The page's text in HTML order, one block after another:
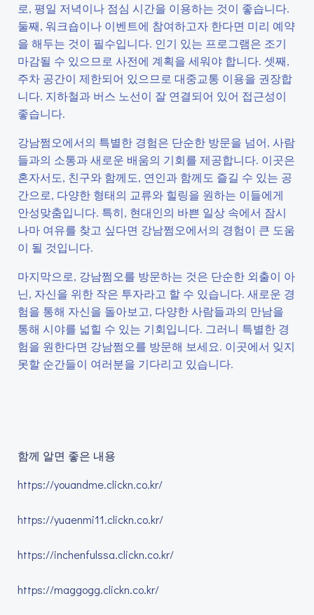
로, 평일 저녁이나 점심 시간을 이용하는 것이 좋습니다.
둘째, 워크숍이나 이벤트에 참여하고자 한다면 미리 예약
을 해두는 것이 필수입니다. 인기 있는 프로그램은 조기
마감될 수 있으므로 사전에 계획을 세워야 합니다. 셋째,
주차 공간이 제한되어 있으므로 대중교통 이용을 권장합
니다. 지하철과 버스 노선이 잘 연결되어 있어 접근성이
좋습니다.
강남쩜오에서의 특별한 경험은 단순한 방문을 넘어, 사람
들과의 소통과 새로운 배움의 기회를 제공합니다. 이곳은
혼자서도, 친구와 함께도, 연인과 함께도 즐길 수 있는 공
간으로, 다양한 형태의 교류와 힐링을 원하는 이들에게
안성맞춤입니다. 특히, 현대인의 바쁜 일상 속에서 잠시
나마 여유를 찾고 싶다면 강남쩜오에서의 경험이 큰 도움
이 될 것입니다.
마지막으로, 강남쩜오를 방문하는 것은 단순한 외출이 아
닌, 자신을 위한 작은 투자라고 할 수 있습니다. 새로운 경
험을 통해 자신을 돌아보고, 다양한 사람들과의 만남을
통해 시야를 넓힐 수 있는 기회입니다. 그러니 특별한 경
험을 원한다면 강남쩜오를 방문해 보세요. 이곳에서 잊지
못할 순간들이 여러분을 기다리고 있습니다.
함께 알면 좋은 내용
https://youandme.clickn.co.kr/
https://yuaenmi11.clickn.co.kr/
https://inchenfulssa.clickn.co.kr/
https://maggogg.clickn.co.kr/